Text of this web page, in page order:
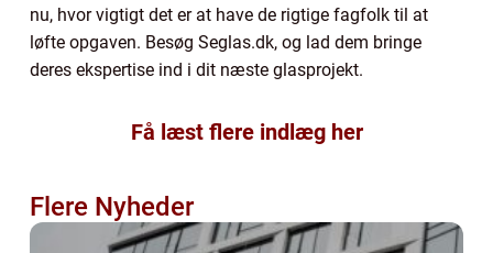
nu, hvor vigtigt det er at have de rigtige fagfolk til at
løfte opgaven. Besøg Seglas.dk, og lad dem bringe
deres ekspertise ind i dit næste glasprojekt.
Få læst flere indlæg her
Flere Nyheder